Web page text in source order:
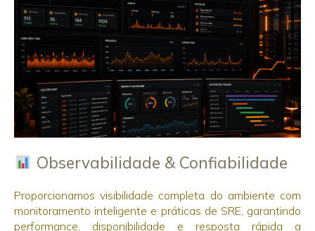
Observabilidade & Confiabilidade
Proporcionamos visibilidade completa do ambiente com
monitoramento inteligente e práticas de SRE, garantindo
performance, disponibilidade e resposta rápida a